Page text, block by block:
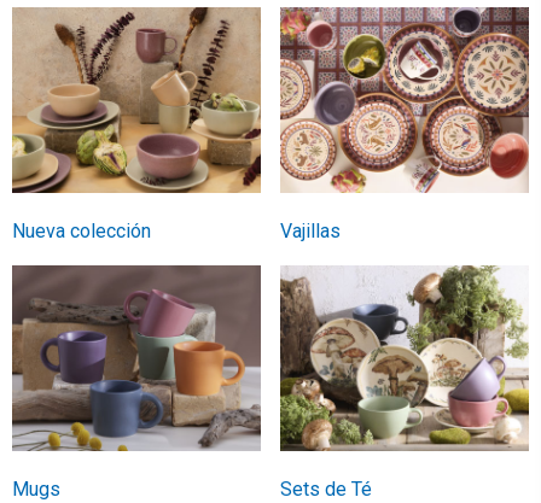
Nueva colección Vajillas
Mugs Sets de Té